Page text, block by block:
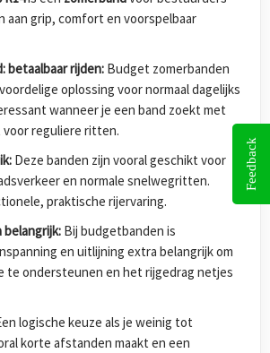
aan grip, comfort en voorspelbaar
betaalbaar rijden: Budget zomerbanden
oplossing voor normaal dagelijks
wanneer je een band zoekt met
reguliere ritten.
Deze banden zijn vooral geschikt voor
en normale snelwegritten.
praktische rijervaring.
belangrijk: Bij budgetbanden is
en uitlijning extra belangrijk om
te ondersteunen en het rijgedrag netjes
logische keuze als je weinig tot
korte afstanden maakt en een
Feedback